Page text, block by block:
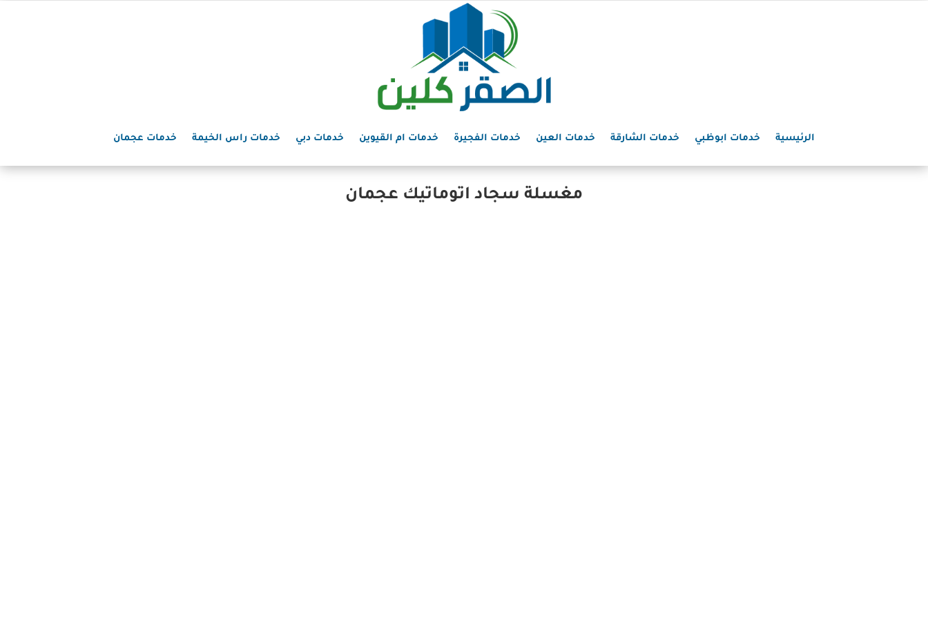
الرئيسية خدمات ابوظبي خدمات الشارقة خدمات العين خدمات الفجيرة خدمات ام القيوين خدمات دبي خدمات راس الخيمة خدمات عجمان
مغسلة سجاد اتوماتيك عجمان